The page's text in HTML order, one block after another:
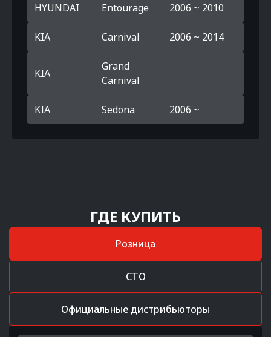
HYUNDAI Entourage 2006 ~ 2010
KIA Carnival 2006 ~ 2014
KIA
Grand
Carnival
KIA Sedona 2006 ~
ГДЕ КУПИТЬ
Розница
СТО
Официальные дистрибьюторы